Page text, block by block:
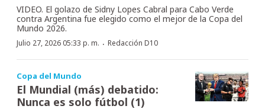
VIDEO. El golazo de Sidny Lopes Cabral para Cabo Verde
contra Argentina fue elegido como el mejor de la Copa del
Mundo 2026.
Julio 27, 2026 05:33 p. m. · Redacción D10
Copa del Mundo
El Mundial (más) debatido:
Nunca es solo fútbol (1)